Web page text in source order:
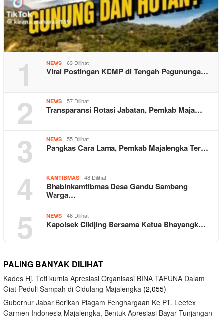
1 NEWS 63 Dilihat
Viral Postingan KDMP di Tengah Pegununga…
2 NEWS 57 Dilihat
Transparansi Rotasi Jabatan, Pemkab Maja…
3 NEWS 55 Dilihat
Pangkas Cara Lama, Pemkab Majalengka Ter…
4 KAMTIBMAS 48 Dilihat
Bhabinkamtibmas Desa Gandu Sambang
Warga…
5 NEWS 46 Dilihat
Kapolsek Cikijing Bersama Ketua Bhayangk…
PALING BANYAK DILIHAT
Kades Hj. Teti kurnia Apresiasi Organisasi BINA TARUNA Dalam
Giat Peduli Sampah di Cidulang Majalengka (2,055)
Gubernur Jabar Berikan Piagam Penghargaan Ke PT. Leetex
Garmen Indonesia Majalengka, Bentuk Apresiasi Bayar Tunjangan